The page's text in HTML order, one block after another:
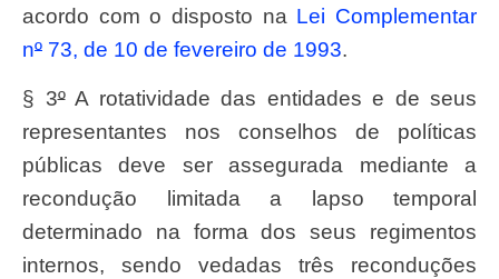
acordo com o disposto na Lei Complementar
nº 73, de 10 de fevereiro de 1993.
§ 3ºA rotatividade das entidades e de seus
representantes nos conselhos de políticas
públicas deve ser assegurada mediante a
recondução limitada a lapso temporal
determinado na forma dos seus regimentos
internos, sendo vedadas três reconduções